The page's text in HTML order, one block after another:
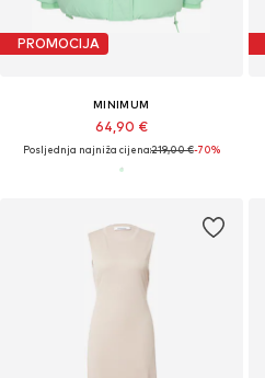
PROMOCIJA
MINIMUM
64,90 €
Posljednja najniža cijena:219,00 €-70%